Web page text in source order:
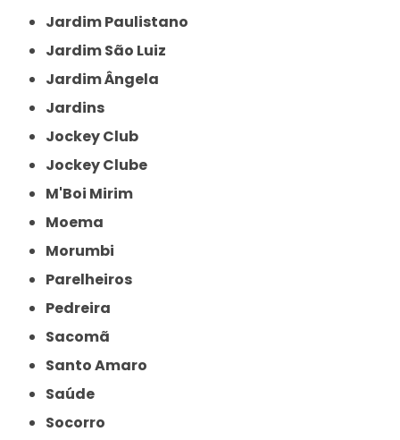
Jardim Paulistano
Jardim São Luiz
Jardim Ângela
Jardins
Jockey Club
Jockey Clube
M'Boi Mirim
Moema
Morumbi
Parelheiros
Pedreira
Sacomã
Santo Amaro
Saúde
Socorro